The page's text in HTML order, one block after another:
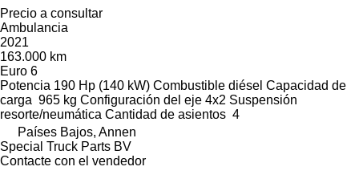
Precio a consultar
Ambulancia
2021
163.000 km
Euro 6
Potencia 190 Hp (140 kW) Combustible diésel Capacidad de
carga 965 kg Configuración del eje 4x2 Suspensión
resorte/neumática Cantidad de asientos 4
Países Bajos, Annen
Special Truck Parts BV
Contacte con el vendedor